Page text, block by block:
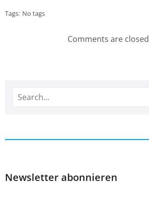
Tags: No tags
Comments are closed
Newsletter abonnieren